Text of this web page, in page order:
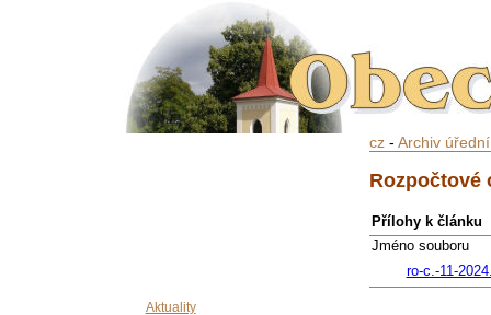
Aktuality
cz- Archiv
Rozpočtové
Přílohy k článku
Jméno souboru
ro-c.-11-